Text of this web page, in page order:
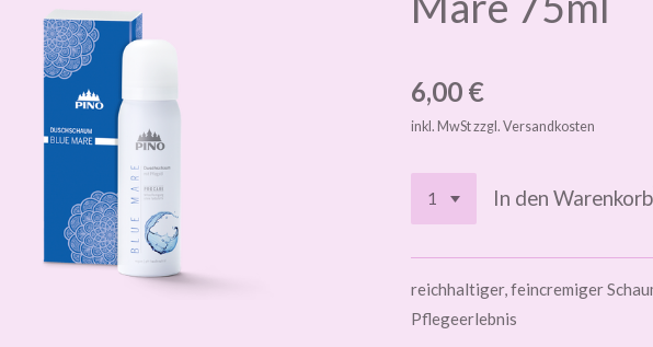
6,00 €
inkl. MwSt zzgl. Versandkosten
In den Warenkorb
reichhaltiger, feincremiger
Pflegeerlebnis